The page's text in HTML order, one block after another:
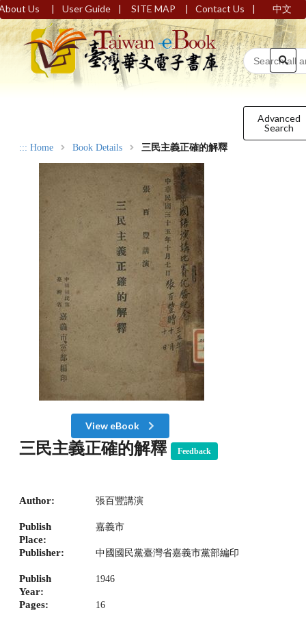
Us | User Guide | SITE MAP | Contact Us | 中文
Advanced
Search
::: Home Book Details 三民主義正確的解釋
View eBook
三民主義正確的解釋 Feedback
Author: 張百豐講演
Publish
Place:
嘉義市
Publisher: 中國國民黨臺灣省嘉義市黨部編印
Publish
Year:
1946
Pages: 16